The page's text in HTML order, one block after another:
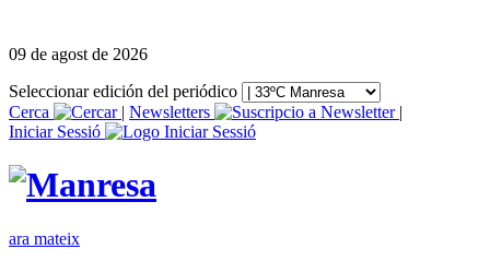
09 de agost de 2026
Seleccionar edición del periódico
Cerca
| Newsletters
|
Iniciar Sessió
ara mateix